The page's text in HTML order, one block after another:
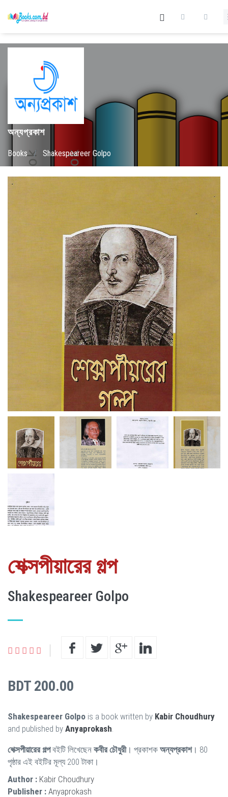
অন্যপ্রকাশ
Books / Shakespeareer Golpo
শেক্সপীয়ারের গল্প
Shakespeareer Golpo
BDT 200.00
Shakespeareer Golpo is a book written by Kabir Choudhury
and published by Anyaprokash
শেক্সপীয়ারের গল্পবইটি লিখেছেন কবীর চৌধুরী। প্রকাশক অন্যপ্রকাশ। 80
পৃষ্ঠার এই বইটির মূল্য 200 টাকা।
Author : Kabir Choudhury
Publisher : Anyaprokash